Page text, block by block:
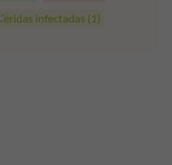
feridas infectadas (1)